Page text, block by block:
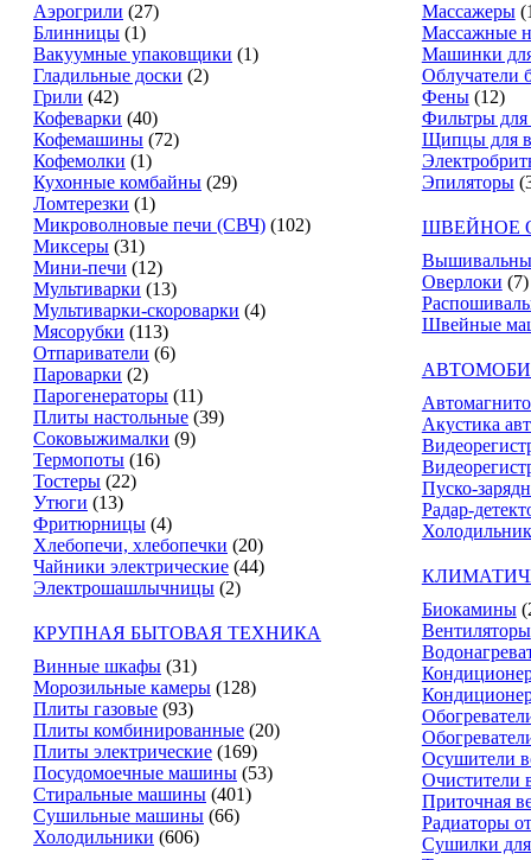
Аэрогрили (27)
Блинницы (1)
Вакуумные упаковщики (1)
Гладильные доски (2)
Грили (42)
Кофеварки (40)
Кофемашины (72)
Кофемолки (1)
Кухонные комбайны (29)
Ломтерезки (1)
Микроволновые печи (СВЧ) (102)
Миксеры (31)
Мини-печи (12)
Мультиварки (13)
Мультиварки-скороварки (4)
Мясорубки (113)
Отпариватели (6)
Пароварки (2)
Парогенераторы (11)
Плиты настольные (39)
Соковыжималки (9)
Термопоты (16)
Тостеры (22)
Утюги (13)
Фритюрницы (4)
Хлебопечи, хлебопечки (20)
Чайники электрические (44)
Электрошашлычницы (2)
КРУПНАЯ БЫТОВАЯ ТЕХНИКА
Винные шкафы (31)
Морозильные камеры (128)
Плиты газовые (93)
Плиты комбинированные (20)
Плиты электрические (169)
Посудомоечные машины (53)
Стиральные машины (401)
Сушильные машины (66)
Холодильники (606)
Массажеры
Массажные
Машинки
Облучатели
Фены (12)
Фильтры
Щипцы для
Эпиляторы
ШВЕЙНОЕ
Оверлоки (7)
Швейные
Акустика
Пуско-
Радар-
Биокамины
Вентиляторы
Осушители
Очистители
Приточная
Радиаторы
Сушилки